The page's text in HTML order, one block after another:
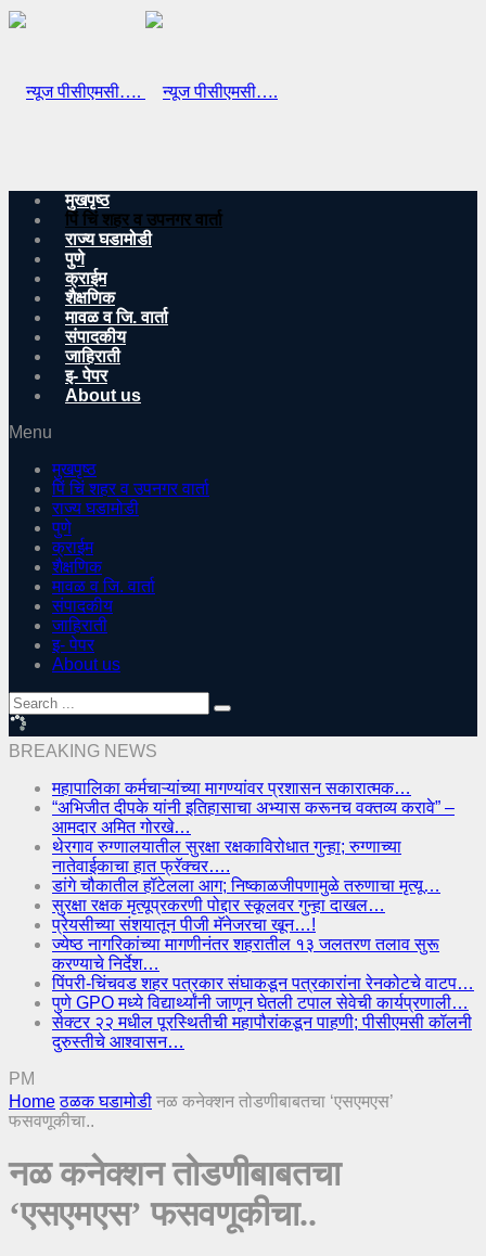
मुखपृष्ठ
पिं चिं शहर व उपनगर वार्ता
राज्य घडामोडी
पुणे
क्राईम
शैक्षणिक
मावळ व जि. वार्ता
संपादकीय
जाहिराती
इ- पेपर
About us
Menu
मुखपृष्ठ
पिं चिं शहर व उपनगर वार्ता
राज्य घडामोडी
पुणे
क्राईम
शैक्षणिक
मावळ व जि. वार्ता
संपादकीय
जाहिराती
इ- पेपर
About us
BREAKING NEWS
महापालिका कर्मचाऱ्यांच्या मागण्यांवर प्रशासन सकारात्मक…
“अभिजीत दीपके यांनी इतिहासाचा अभ्यास करूनच वक्तव्य करावे” –
आमदार अमित गोरखे…
थेरगाव रुग्णालयातील सुरक्षा रक्षकाविरोधात गुन्हा; रुग्णाच्या
नातेवाईकाचा हात फ्रॅक्चर….
डांगे चौकातील हॉटेलला आग; निष्काळजीपणामुळे तरुणाचा मृत्यू…
सुरक्षा रक्षक मृत्यूप्रकरणी पोद्दार स्कूलवर गुन्हा दाखल…
प्रेयसीच्या संशयातून पीजी मॅनेजरचा खून…!
ज्येष्ठ नागरिकांच्या मागणीनंतर शहरातील १३ जलतरण तलाव सुरू
करण्याचे निर्देश…
पिंपरी-चिंचवड शहर पत्रकार संघाकडून पत्रकारांना रेनकोटचे वाटप…
पुणे GPO मध्ये विद्यार्थ्यांनी जाणून घेतली टपाल सेवेची कार्यप्रणाली…
सेक्टर २२ मधील पूरस्थितीची महापौरांकडून पाहणी; पीसीएमसी कॉलनी
दुरुस्तीचे आश्वासन…
PM
Home ठळक घडामोडी नळ कनेक्शन तोडणीबाबतचा ‘एसएमएस’
फसवणूकीचा..
नळ कनेक्शन तोडणीबाबतचा
‘एसएमएस’ फसवणूकीचा..